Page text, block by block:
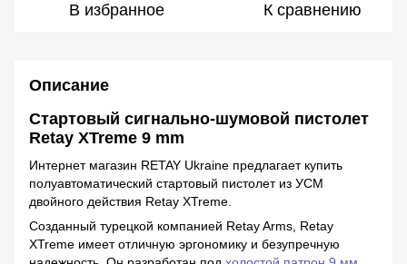
В избранное К сравнению
Описание
Стартовый сигнально-шумовой пистолет
Retay XTreme 9 mm
Интернет магазин RETAY Ukraine предлагает купить
полуавтоматический стартовый пистолет из УСМ
двойного действия Retay XTreme.
Созданный турецкой компанией Retay Arms, Retay
XTreme имеет отличную эргономику и безупречную